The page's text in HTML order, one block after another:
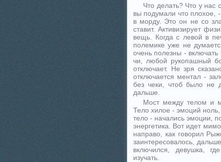
Что делать? Что у нас
вы подумали что плохое,
в морду. Это он не со
ставит. Активизирует
вещь. Когда с левой в
полемике уже не
очень полезны -
чи, любой рукопашный
отключает. Не зря
отключается ментал -
без чеки, чтоб было не
дальше.
Мост между телом и
Тело хилое - эмоций
тело - начались эмоции,
энергетика. Вот идет
направо, как говорил
заинтересовалось,
включился, девушка,
изучать.